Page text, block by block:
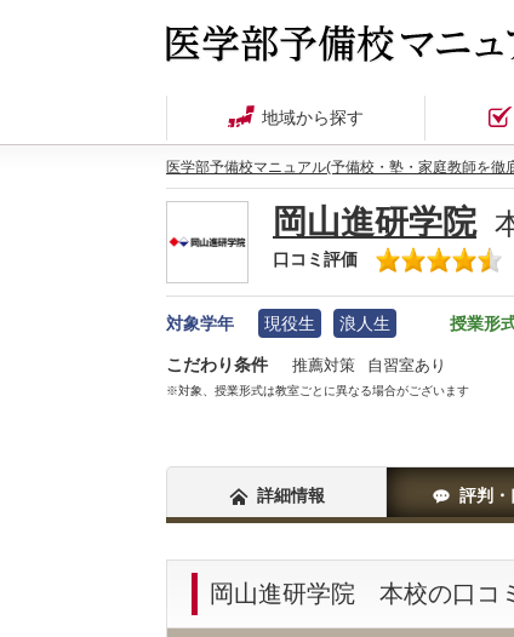
地域から探す
医学部予備校マニュアル(予備校・塾・家庭教師を徹
岡山進研学院
口コミ評価
対象学年 現役生 浪人生 授業形
こだわり条件 推薦対策 自習室あり
※対象、授業形式は教室ごとに異なる場合がございます
詳細情報 評判・
岡山進研学院 本校の口コ